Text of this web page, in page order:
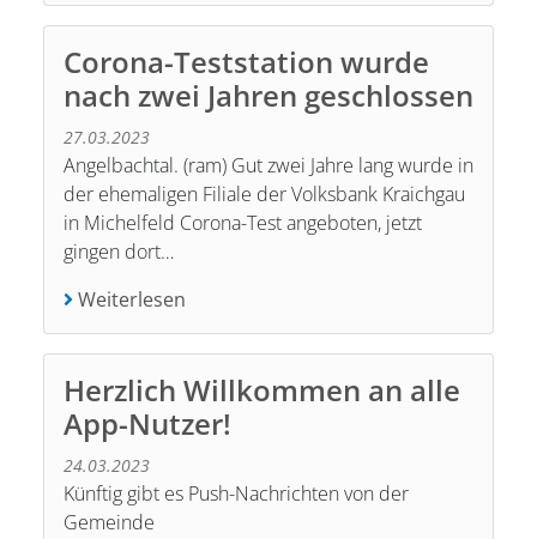
Corona-Teststation wurde
nach zwei Jahren geschlossen
27.03.2023
Angelbachtal. (ram) Gut zwei Jahre lang wurde in
der ehemaligen Filiale der Volksbank Kraichgau
in Michelfeld Corona-Test angeboten, jetzt
gingen dort…
Weiterlesen
Herzlich Willkommen an alle
App-Nutzer!
24.03.2023
Künftig gibt es Push-Nachrichten von der
Gemeinde